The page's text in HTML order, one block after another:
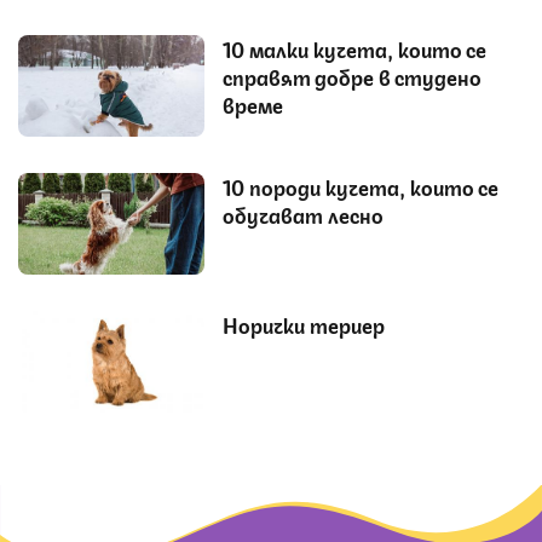
10 малки кучета, които се
справят добре в студено
време
10 породи кучета, които се
обучават лесно
Норички териер